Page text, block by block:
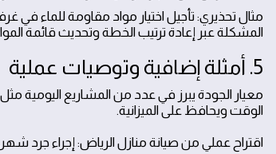
مثال تحذيري: تأجيل اختيار مواد مقاومة للماء
المشكلة عبر إعادة ترتيب الخطة وتحديث قائمة
5. أمثلة إضافية وتوصيات عملية
معيار الجودة يبرز في عدد من المشاريع اليومية
الوقت ويحافظ على الميزانية.
اقتراح عملي من صيانة منازل الرياض: إجراء جرد